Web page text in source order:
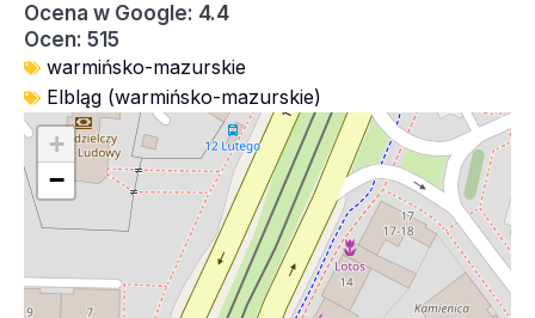
Ocena w Google: 4.4
Ocen: 515
warmińsko-mazurskie
Elbląg (warmińsko-mazurskie)
+
−